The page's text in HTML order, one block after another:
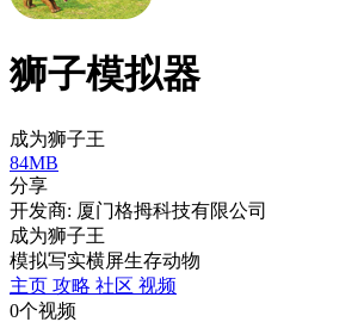
狮子模拟器
成为狮子王
84MB
分享
开发商: 厦门格拇科技有限公司
成为狮子王
模拟写实横屏生存动物
主页 攻略 社区 视频
0个视频